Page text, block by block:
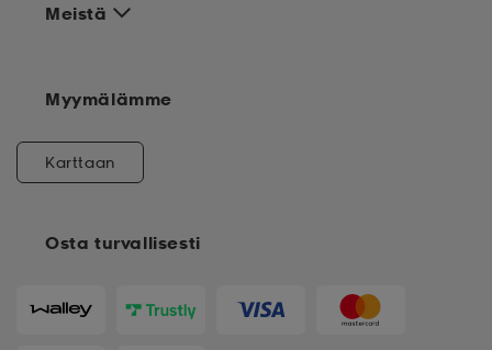
Meistä
Osta turvallisesti
Myymälämme
Karttaan